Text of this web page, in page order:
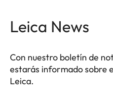
Leica News
Con nuestro boletín de
estarás informado sobre
Leica.